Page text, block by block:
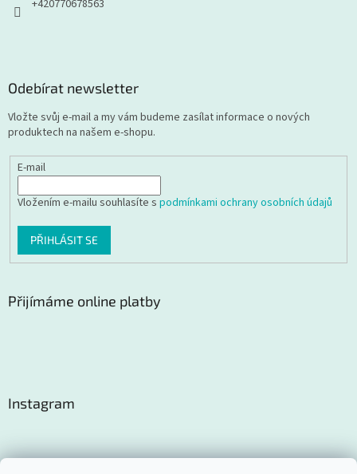
+420770678563
Odebírat newsletter
Vložte svůj e-mail a my vám budeme zasílat informace o nových
produktech na našem e-shopu.
E-mail
Vložením e-mailu souhlasíte s podmínkami ochrany osobních údajů
PŘIHLÁSIT SE
Přijímáme online platby
Instagram